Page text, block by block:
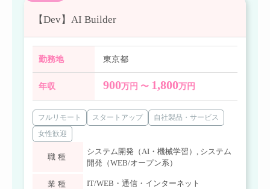
【Dev】AI Builder
勤務地 東京都
年収 900万円 〜 1,800万円
フルリモート スタートアップ
自社製品・サービス
女性歓迎
職種
システム開発（AI・機械学習） , システム
開発（WEB/オープン系）
業種 IT/WEB・通信・インターネット